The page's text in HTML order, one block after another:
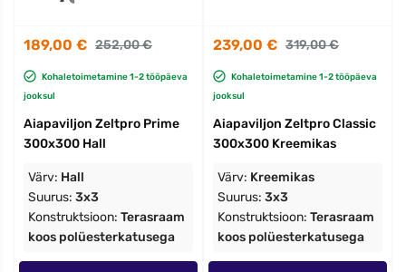
189,00 € 252,00 €
Kohaletoimetamine 1-2 tööpäeva
jooksul
Aiapaviljon Zeltpro Prime
300x300 Hall
Värv: Hall
Suurus: 3x3
Konstruktsioon: Terasraam
koos polüesterkatusega
239,00 € 319,00 €
Kohaletoimetamine 1-2 tööpäeva
jooksul
Aiapaviljon Zeltpro Classic
300x300 Kreemikas
Värv: Kreemikas
Suurus: 3x3
Konstruktsioon: Terasraam
koos polüesterkatusega